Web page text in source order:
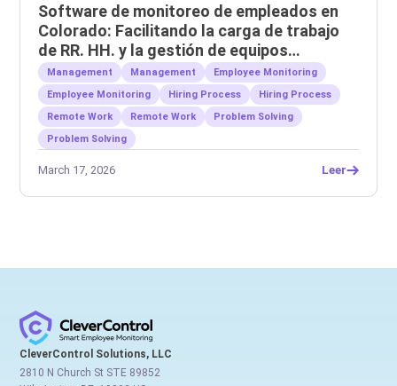
Software de monitoreo de empleados en
Colorado: Facilitando la carga de trabajo
de RR. HH. y la gestión de equipos
remotos.
Management Management
Employee Monitoring
Employee Monitoring
Hiring Process
Hiring Process
Remote Work
Remote Work
Problem Solving
Problem Solving
March 17, 2026 Leer
CleverControl Solutions, LLC
2810 N Church St STE 89852